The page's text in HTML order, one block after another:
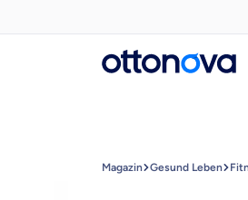
Magazin Gesund Leben